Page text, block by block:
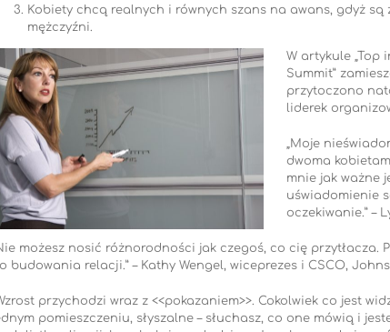
Kobiety chcą realnych i równych szans na awans, gdyż
mężczyźni.
W artykule „Top
Summit”
przytoczono
liderek
„Moje
dwoma
mnie jak ważne
uświadomienie
oczekiwanie.” –
możesz nosić różnorodności jak czegoś, co cię
budowania relacji.” – Kathy Wengel, wiceprezes i CSCO,
przychodzi wraz z <<pokazaniem>>. Cokolwiek co jest
pomieszczeniu, słyszalne – słuchasz, co one mówią i